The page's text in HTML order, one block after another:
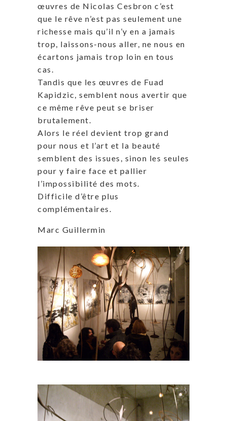
œuvres de Nicolas Cesbron c’est
que le rêve n’est pas seulement une
richesse mais qu’il n’y en a jamais
trop, laissons-nous aller, ne nous en
écartons jamais trop loin en tous
cas.
Tandis que les œuvres de Fuad
Kapidzic, semblent nous avertir que
ce même rêve peut se briser
brutalement.
Alors le réel devient trop grand
pour nous et l’art et la beauté
semblent des issues, sinon les seules
pour y faire face et pallier
l’impossibilité des mots.
Difficile d’être plus
complémentaires.
Marc Guillermin